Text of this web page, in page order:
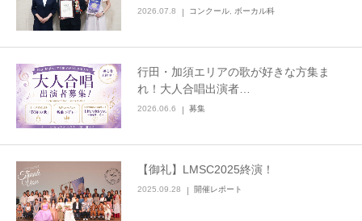
2026.07.8 コンクール ボーカル科
行田・加須エリアの歌が好きな方集ま
れ！大人合唱出演者…
2026.06.6 募集
【御礼】LMSC2025終演！
2025.09.28 開催レポート